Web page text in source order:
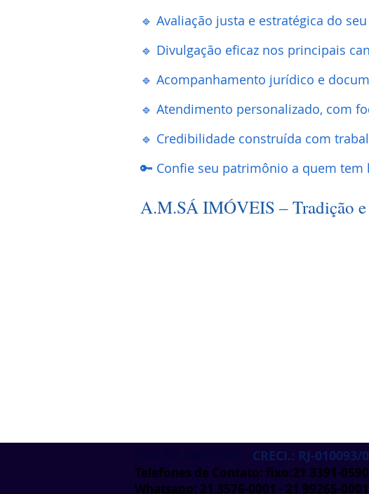
🔹 Avaliação justa e estratégica do
🔹 Divulgação eficaz nos principais
🔹 Acompanhamento jurídico e
🔹 Atendimento personalizado, com
🔹 Credibilidade construída com
🔑 Confie seu patrimônio a quem
A.M.SÁ IMÓVEIS – Tradição e
CRECI.: RJ-010093/0
Telefones de Contato: fixo:21 3391-0590
Whatsapp: 21 3576-0001 - 21 99265-0001